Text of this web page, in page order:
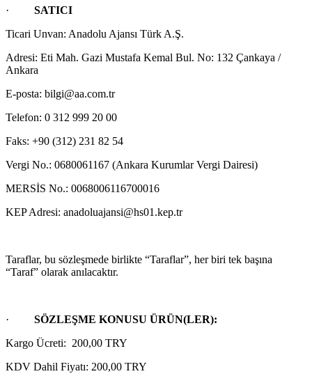
·
SATICI
Ticari Unvan: Anadolu Ajansı Türk A.Ş.
Adresi: Eti Mah. Gazi Mustafa Kemal Bul. No: 132 Çankaya /
Ankara
E-posta: bilgi@aa.com.tr
Telefon: 0 312 999 20 00
Faks: +90 (312) 231 82 54
Vergi No.: 0680061167 (Ankara Kurumlar Vergi Dairesi)
MERSİS No.: 0068006116700016
KEP Adresi: anadoluajansi@hs01.kep.tr
Taraflar, bu sözleşmede birlikte “Taraflar”, her biri tek başına
“Taraf” olarak anılacaktır.
·
SÖZLEŞME KONUSU ÜRÜN(LER):
Kargo Ücreti: 200,00 TRY
KDV Dahil Fiyatı: 200,00 TRY